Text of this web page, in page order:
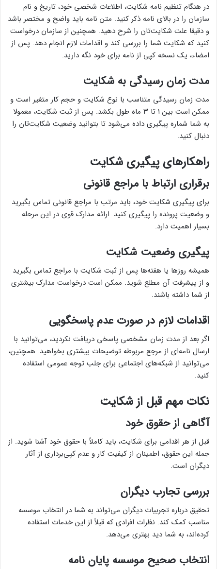
در هنگام تنظیم نامه شکایت، اطلاعات شخصی خود، تاریخ و نام
سازمان را در بالای نامه ذکر کنید. متن نامه باید واضح و مختصر باشد
و دقیقا علت شکایت‌تان را شرح دهید. همچنین از سازمان درخواست
کنید که شکایت شما را بررسی کند و اقدامات لازم انجام دهد. پس از
امضاء، یک نسخه کپی از نامه برای خود نگه دارید.
مدت زمان رسیدگی به شکایت
مدت زمان رسیدگی متناسب با نوع شکایت و حجم کار متغیر است و
ممکن است بین ۱ تا ۳ ماه طول بکشد. پس از ثبت شکایت، معمولا
به شما شماره پیگیری داده می‌شود تا بتوانید وضعیت شکایت‌تان را
دنبال کنید.
راهکارهای پیگیری شکایت
برقراری ارتباط با مراجع قانونی
برای پیگیری شکایت خود، باید مرتب با مراجع قانونی تماس بگیرید
و وضعیت پرونده را پیگیری کنید. ارائه مدارک قوی در این مرحله
بسیار اهمیت دارد.
پیگیری وضعیت شکایت
همیشه روزها یا هفته‌ها پس از ثبت شکایت با مراجع تماس بگیرید
و از پیشرفت آن مطلع شوید. ممکن است درخواست مدارک بیشتری
از شما داشته باشند.
اقدامات لازم در صورت عدم پاسخگویی
اگر بعد از مدت زمان مشخصی پاسخی دریافت نکردید، می‌توانید با
ارسال نامه‌ای از مرجع مربوطه توضیحات بیشتری بخواهید. همچنین،
می‌توانید از شبکه‌های اجتماعی برای جلب توجه عمومی استفاده
کنید.
نکات مهم قبل از شکایت
آگاهی از حقوق خود
قبل از هر اقدامی برای شکایت، باید کاملاً با حقوق خود آشنا شوید. از
جمله این حقوق، اطمینان از کیفیت کار و عدم کپی‌برداری از آثار
دیگران است.
بررسی تجارب دیگران
تحقیق درباره تجربیات دیگران می‌تواند به شما در انتخاب موسسه
مناسب کمک کند. نظرات افرادی که قبلاً از این خدمات استفاده
کرده‌اند، به شما دید بهتری می‌دهد.
انتخاب صحیح موسسه پایان نامه